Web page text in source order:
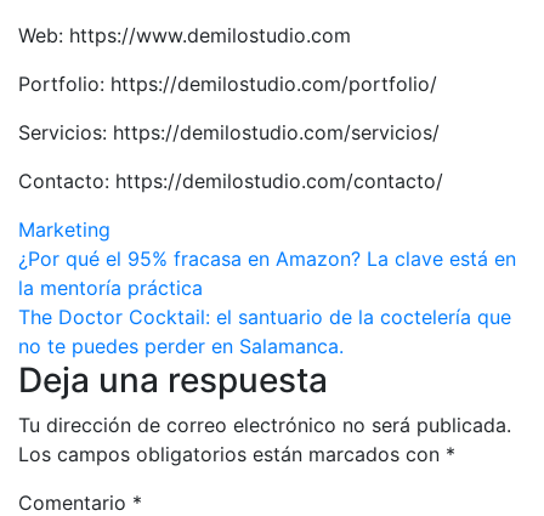
Web: https://www.demilostudio.com
Portfolio: https://demilostudio.com/portfolio/
Servicios: https://demilostudio.com/servicios/
Contacto: https://demilostudio.com/contacto/
Marketing
Navegación
de
entradas
¿Por qué el 95% fracasa en Amazon? La clave está en
la mentoría práctica
The Doctor Cocktail: el santuario de la coctelería que
no te puedes perder en Salamanca.
Deja una respuesta
Tu dirección de correo electrónico no será publicada.
Los campos obligatorios están marcados con *
Comentario *